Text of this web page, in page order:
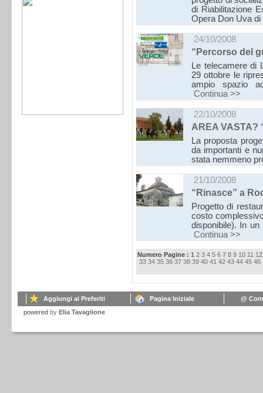
di Riabilitazione
Opera Don Uva
24/10/2008
“Percorso del
Le telecamere di
29 ottobre le
ampio spazio
Continua >>
22/10/2008
AREA VASTA?
La proposta
da importanti e
stata nemmeno
21/10/2008
“Rinasce” a
Progetto di
costo
disponibile). In
Continua >>
Numero Pagine : 1 2 3 4 5 6 7 8 9 10 11 12
33 34 35 36 37 38 39 40 41 42 43 44 45 46
Aggiungi ai Preferiti Pagina Iniziale
@
powered by Elia Tavaglione